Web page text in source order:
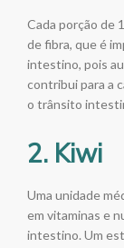
Cada porção de
de fibra, que é
intestino, pois
contribui para a
o trânsito
2. Kiwi
Uma unidade
em vitaminas e
intestino. Um